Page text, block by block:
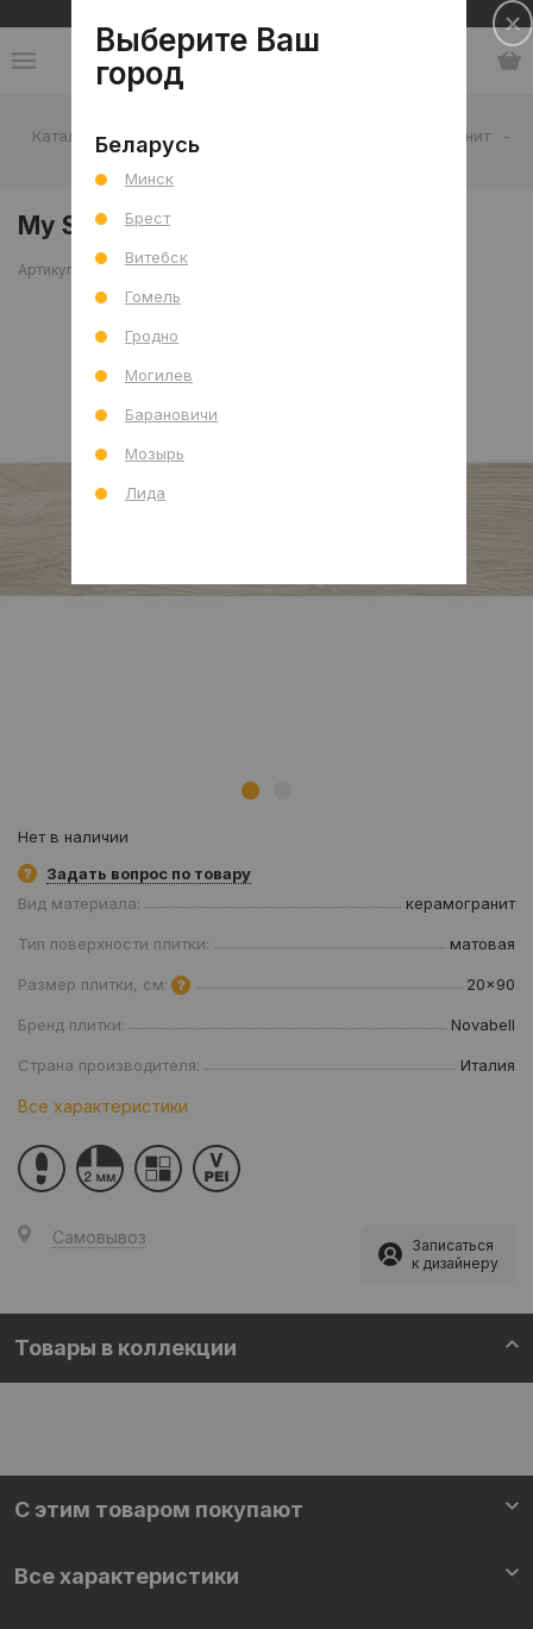
Каталог - Керамогранит
-
My Space Bamboo 22.1x89.6 R
My Space Bamboo 22.1x89.6 R
Артикул: 0000012265
Нет в наличии
Задать вопрос по товару
Вид материала:
керамогранит
Тип поверхности плитки: матовая
Размер плитки, см: 20x90
Бренд плитки: Novabell
Страна производителя: Италия
Все характеристики
Самовывоз
Записаться
к дизайнеру
Товары в коллекции
С этим товаром покупают
Все характеристики
Выберите Ваш
город
Беларусь
Минск
Брест
Витебск
Гомель
Гродно
Могилев
Барановичи
Мозырь
Лида